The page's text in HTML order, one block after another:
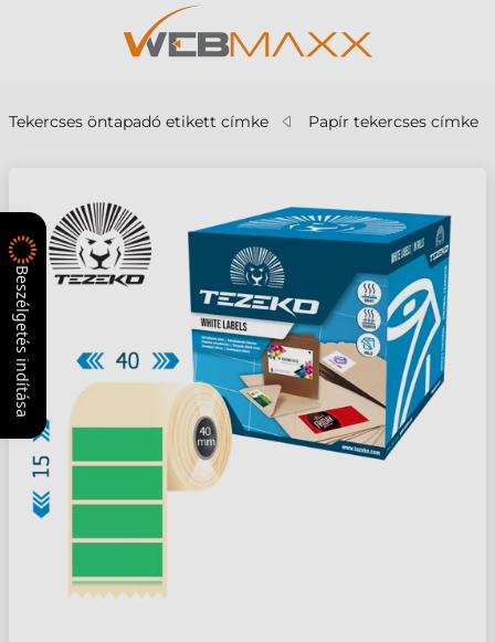
Tekercses öntapadó etikett címke Papír tekercses címke
Beszélgetés indítása